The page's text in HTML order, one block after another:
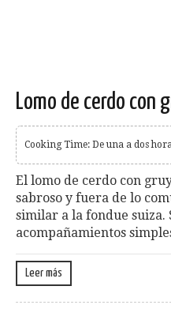
Lomo de cerdo con
Cooking Time: De una a dos
El lomo de cerdo con
sabroso y fuera de lo
similar a la fondue suiza.
acompañamientos
Leer más